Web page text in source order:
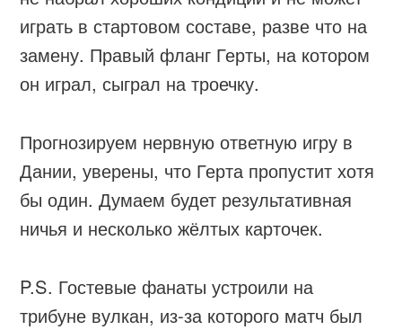
играть в стартовом составе, разве что на
замену. Правый фланг Герты, на котором
он играл, сыграл на троечку.
Прогнозируем нервную ответную игру в
Дании, уверены, что Герта пропустит хотя
бы один. Думаем будет результативная
ничья и несколько жёлтых карточек.
P.S. Гостевые фанаты устроили на
трибуне вулкан, из-за которого матч был